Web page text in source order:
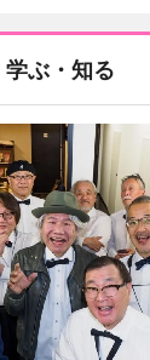
学ぶ・知る